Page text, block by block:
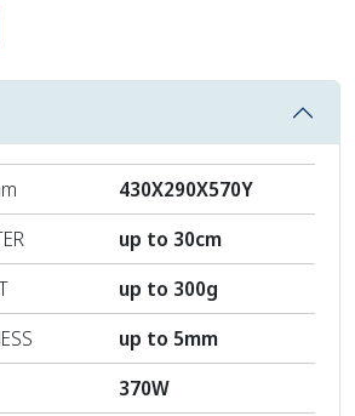
430X290X570Y
up to 30cm
up to 300g
up to 5mm
370W